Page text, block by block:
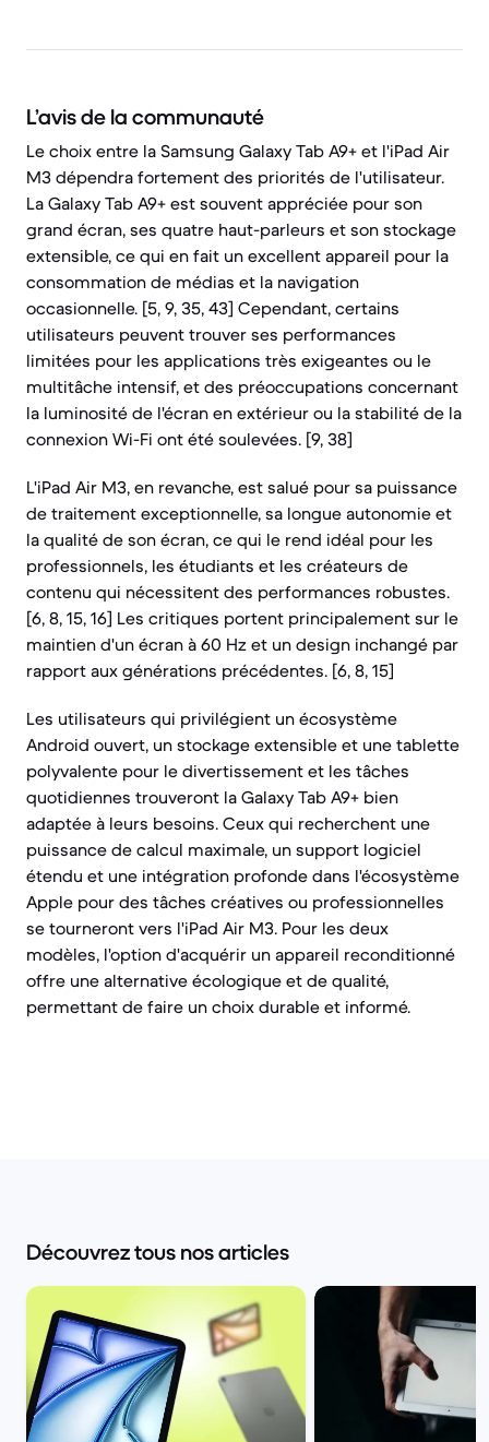
L’avis de la communauté
Le choix entre la Samsung Galaxy Tab A9+ et l'iPad Air
M3 dépendra fortement des priorités de l'utilisateur.
La Galaxy Tab A9+ est souvent appréciée pour son
grand écran, ses quatre haut-parleurs et son stockage
extensible, ce qui en fait un excellent appareil pour la
consommation de médias et la navigation
occasionnelle. [5, 9, 35, 43] Cependant, certains
utilisateurs peuvent trouver ses performances
limitées pour les applications très exigeantes ou le
multitâche intensif, et des préoccupations concernant
la luminosité de l'écran en extérieur ou la stabilité de la
connexion Wi-Fi ont été soulevées. [9, 38]
L'iPad Air M3, en revanche, est salué pour sa puissance
de traitement exceptionnelle, sa longue autonomie et
la qualité de son écran, ce qui le rend idéal pour les
professionnels, les étudiants et les créateurs de
contenu qui nécessitent des performances robustes.
[6, 8, 15, 16] Les critiques portent principalement sur le
maintien d'un écran à 60 Hz et un design inchangé par
rapport aux générations précédentes. [6, 8, 15]
Les utilisateurs qui privilégient un écosystème
Android ouvert, un stockage extensible et une tablette
polyvalente pour le divertissement et les tâches
quotidiennes trouveront la Galaxy Tab A9+ bien
adaptée à leurs besoins. Ceux qui recherchent une
puissance de calcul maximale, un support logiciel
étendu et une intégration profonde dans l'écosystème
Apple pour des tâches créatives ou professionnelles
se tourneront vers l'iPad Air M3. Pour les deux
modèles, l'option d'acquérir un appareil reconditionné
offre une alternative écologique et de qualité,
permettant de faire un choix durable et informé.
Découvrez tous nos articles